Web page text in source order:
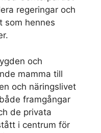
regeringar och
som hennes
och
mamma till
och näringslivet
framgångar
de privata
i centrum för